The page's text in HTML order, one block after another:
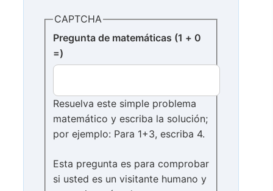
CAPTCHA
Pregunta de matemáticas (1 + 0
=)
Resuelva este simple problema
matemático y escriba la solución;
por ejemplo: Para 1+3, escriba 4.
Esta pregunta es para comprobar
si usted es un visitante humano y